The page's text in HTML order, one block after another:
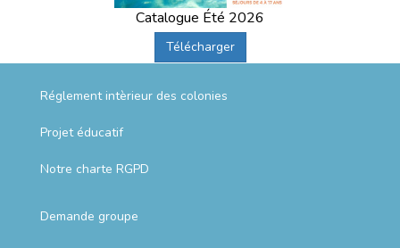
Catalogue Été 2026
Télécharger
Réglement intèrieur des colonies
Projet éducatif
Notre charte RGPD
Demande groupe